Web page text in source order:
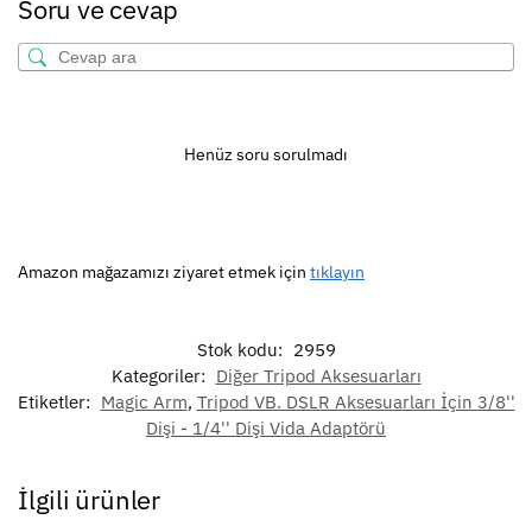
Soru ve cevap
Henüz soru sorulmadı
Amazon mağazamızı ziyaret etmek için tıklayın
Stok kodu: 2959
Kategoriler: Diğer Tripod Aksesuarları
Etiketler: Magic Arm, Tripod VB. DSLR Aksesuarları İçin 3/8''
Dişi - 1/4'' Dişi Vida Adaptörü
İlgili ürünler